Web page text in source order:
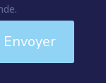
Envoyer